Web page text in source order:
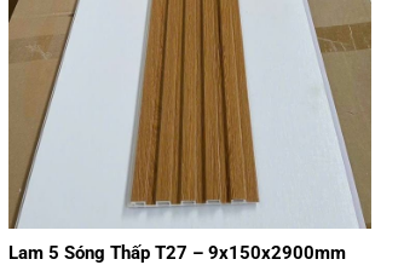
Lam 5 Sóng Thấp T27 – 9x150x2900mm